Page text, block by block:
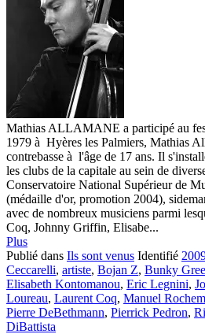
Mathias ALLAMANE a participé au
1979 à Hyères les Palmiers, Mathias
contrebasse à l'âge de 17 ans. Il
les clubs de la capitale au sein de
Conservatoire National Supérieur de
(médaille d'or, promotion 2004),
avec de nombreux musiciens parmi
Coq, Johnny Griffin, Elisabe...
Plus
Publié dans Ils sont venus Identifié
Ceccarelli, artiste, Bojan Z, Bunky
Elisabeth Kontomanou, Eric Legnini,
Loureau, Laurent Coq, Manuel
Pierre DeBethmann, Pierrick Pedron,
DiBattista